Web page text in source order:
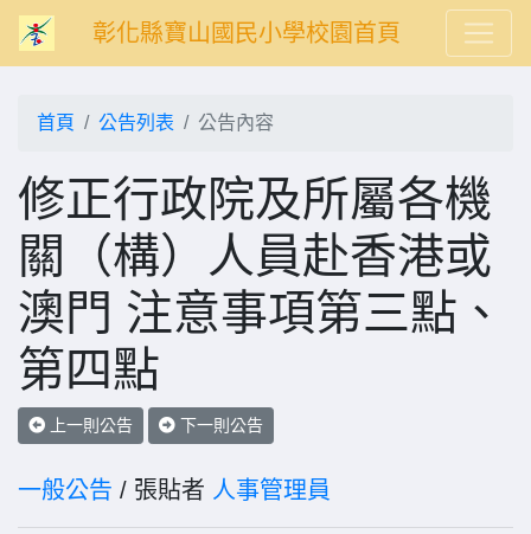
彰化縣寶山國民小學校園首頁
首頁 公告列表 公告內容
修正行政院及所屬各機
關（構）人員赴香港或
澳門 注意事項第三點、
第四點
上一則公告 下一則公告
一般公告 / 張貼者 人事管理員